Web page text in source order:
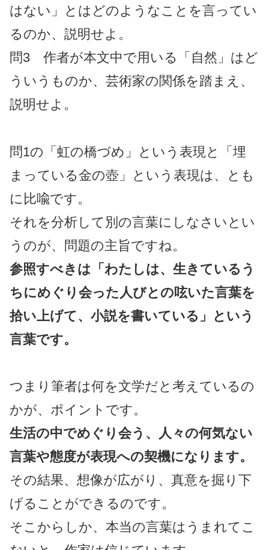
はない」とはどのようなことを言ってい
るのか、説明せよ。
問3 作者が本文中で用いる「自然」はど
ういうものか、芸術家の関係を踏まえ、
説明せよ。
問1の「虹の橋づめ」という表現と「埋
まっている金の壺」という表現は、とも
に比喩です。
それを分析して別の言葉にしなさいとい
うのが、問題の主旨ですね。
参照すべきは「わたしは、生きているう
ちにめぐり会った人びとの呟いた言葉を
拾い上げて、小説を書いている」という
言葉です。
つまり筆者は何を文学だと考えているの
かが、ポイントです。
生活の中でめぐり会う、人々の何気ない
言葉や態度が表現への契機になります。
その結果、想像が広がり、真意を掘り下
げることができるのです。
そこからしか、本当の言葉はうまれてこ